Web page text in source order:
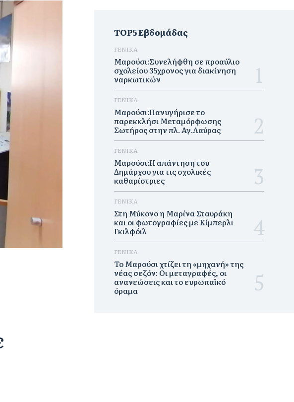
TOP5 Εβδομάδας
ΓΕΝΙΚΑ
Μαρούσι:Συνελήφθη σε προαύλιο
σχολείου 35χρονος για διακίνηση
ναρκωτικών
ΓΕΝΙΚΑ
Μαρούσι:Πανυγήρισε το
παρεκκλήσι Μεταμόρφωσης
Σωτήρος στην πλ. Αγ.Λαύρας
ΓΕΝΙΚΑ
Μαρούσι:Η απάντηση του
Δημάρχου για τις σχολικές
καθαρίστριες
ΓΕΝΙΚΑ
Στη Μύκονο η Μαρίνα Σταυράκη
και οι φωτογραφίες με Κίμπερλι
Γκιλφόιλ
ΓΕΝΙΚΑ
Το Μαρούσι χτίζει τη «μηχανή» της
νέας σεζόν: Οι μεταγραφές, οι
ανανεώσεις και το ευρωπαϊκό
όραμα